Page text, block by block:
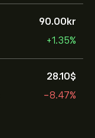
90.00‎kr‎
+1.35%
28.10‎$‎
-8.47%